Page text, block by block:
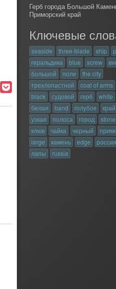
Герб города Большой
Приморский край
Ключевые
seaside three-blade ship
геральдика
blue screw
большой
поле
the city
трехлопастной
coat of arms
black
судовой герб white
белая
band голубое край
узкая
полоса город stone
клюв
чайка черный
large
камень edge россия
лапы
russia